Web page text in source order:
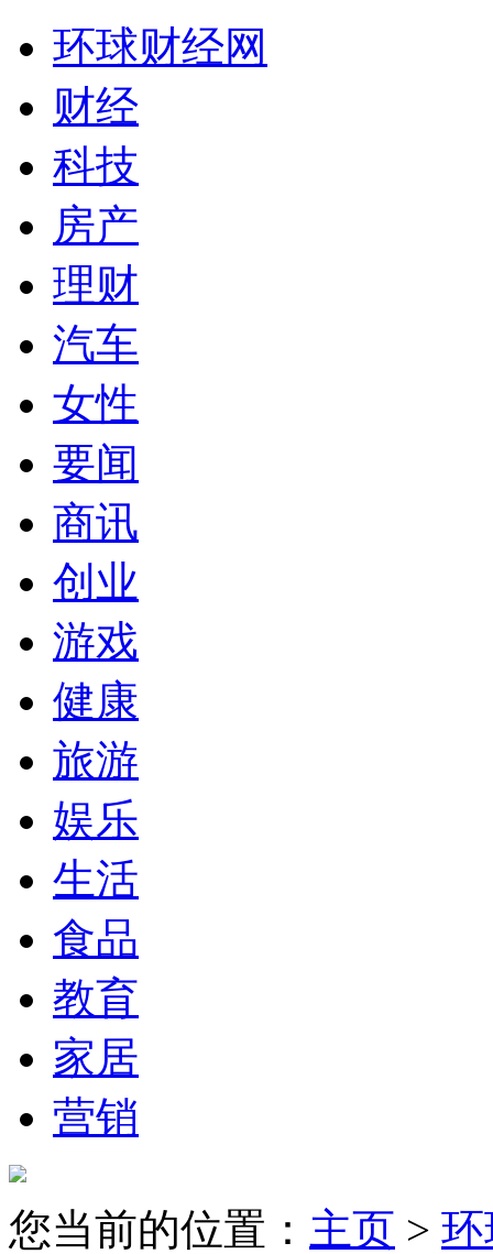
环球财经网
财经
科技
房产
理财
汽车
女性
要闻
商讯
创业
游戏
健康
旅游
娱乐
生活
食品
教育
家居
营销
您当前的位置： 主页 >